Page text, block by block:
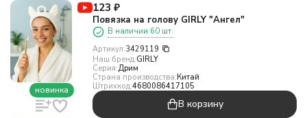
новинка
123 ₽
Повязка на голову GIRLY "Ангел"
В наличии 60 шт.
Артикул:3429119
Наш бренд:GIRLY
Серия:Дрим
Страна производства:Китай
Штрихкод:4680086417105
В корзину